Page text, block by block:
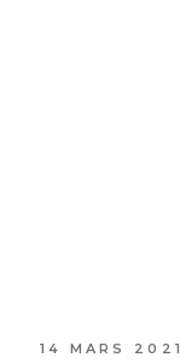
14 MARS 2021